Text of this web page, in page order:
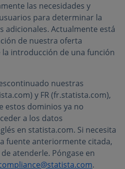
las necesidades y
para determinar la
adicionales. Actualmente está
de nuestra oferta
introducción de una función
nuestras
y FR (fr.statista.com),
estos dominios ya no
a los datos
en statista.com. Si necesita
fuente anteriormente citada,
atenderle. Póngase en
.